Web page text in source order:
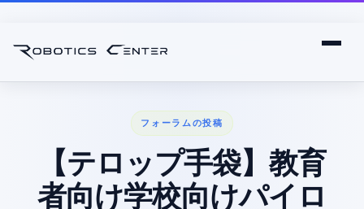
フォーラムの投稿
【テロップ手袋】教育
者向け学校向けパイロ